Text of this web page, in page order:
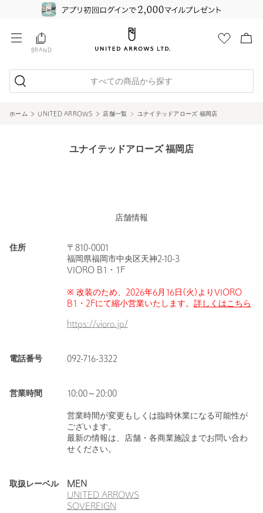
BRAND
すべての商品から探す
ホーム UNITED ARROWS 店舗一覧 ユナイテッドアローズ 福岡店
ユナイテッドアローズ 福岡店
店舗情報
住所
〒810-0001
福岡県福岡市中央区天神2-10-3
VIORO B1・1F
※ 改装のため、2026年6月16日(火)よりVIORO
B1・2Fにて縮小営業いたします。 詳しくはこちら
https://vioro.jp/
電話番号 092-716-3322
営業時間 10:00～20:00
営業時間が変更もしくは臨時休業になる可能性が
ございます。
最新の情報は、店舗・各商業施設までお問い合わ
せください。
取扱レーベル
MEN
UNITED ARROWS
SOVEREIGN